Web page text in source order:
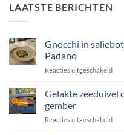
LAATSTE BERICHTEN
Gnocchi in
Padano
Reacties uitgeschakeldvoor
in
Gelakte zeeduivel
gember
Reacties uitgeschakeldvoor